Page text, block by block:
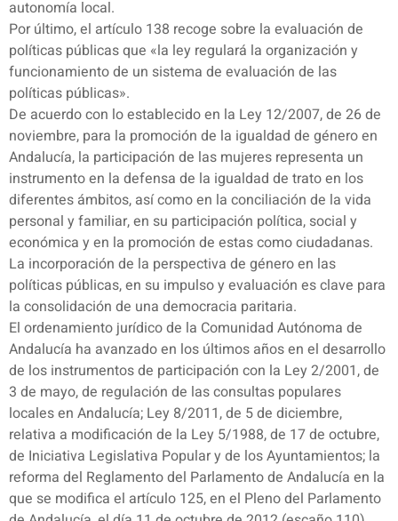
autonomía local.
Por último, el artículo 138 recoge sobre la evaluación de
políticas públicas que «la ley regulará la organización y
funcionamiento de un sistema de evaluación de las
políticas públicas».
De acuerdo con lo establecido en la Ley 12/2007, de 26 de
noviembre, para la promoción de la igualdad de género en
Andalucía, la participación de las mujeres representa un
instrumento en la defensa de la igualdad de trato en los
diferentes ámbitos, así como en la conciliación de la vida
personal y familiar, en su participación política, social y
económica y en la promoción de estas como ciudadanas.
La incorporación de la perspectiva de género en las
políticas públicas, en su impulso y evaluación es clave para
la consolidación de una democracia paritaria.
El ordenamiento jurídico de la Comunidad Autónoma de
Andalucía ha avanzado en los últimos años en el desarrollo
de los instrumentos de participación con la Ley 2/2001, de
3 de mayo, de regulación de las consultas populares
locales en Andalucía; Ley 8/2011, de 5 de diciembre,
relativa a modificación de la Ley 5/1988, de 17 de octubre,
de Iniciativa Legislativa Popular y de los Ayuntamientos; la
reforma del Reglamento del Parlamento de Andalucía en la
que se modifica el artículo 125, en el Pleno del Parlamento